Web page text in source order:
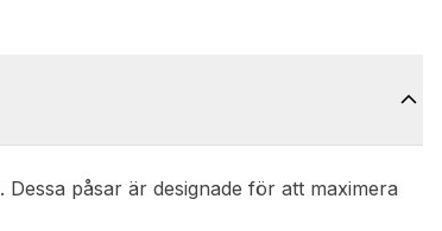
. Dessa påsar är designade för att maximera